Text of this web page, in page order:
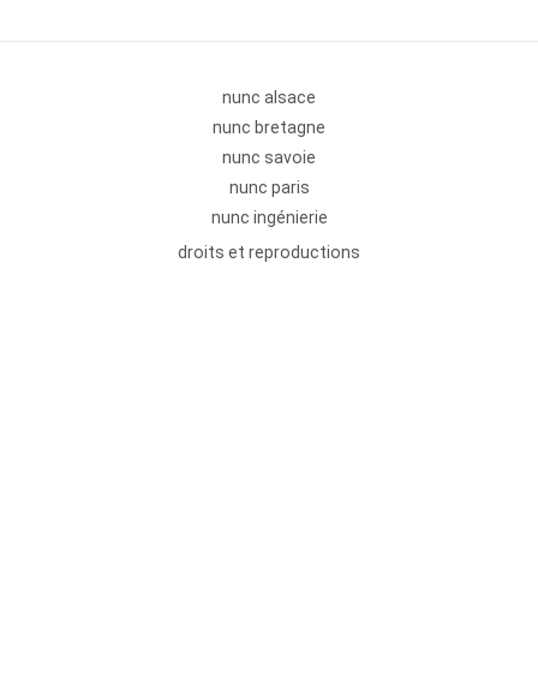
nunc alsace
nunc bretagne
nunc savoie
nunc paris
nunc ingénierie
droits et reproductions